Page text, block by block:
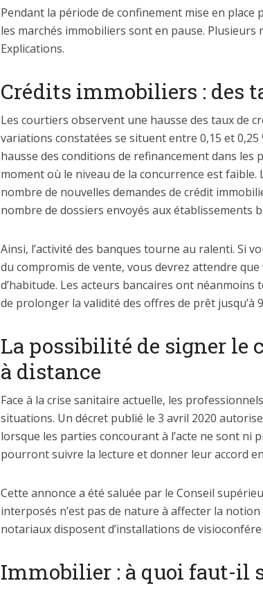
Pendant la période de confinement mise en
les marchés immobiliers sont en pause.
Explications.
Crédits immobiliers : des
Les courtiers observent une hausse des taux de
variations constatées se situent entre 0,15 et
hausse des conditions de refinancement dans
moment où le niveau de la concurrence est
nombre de nouvelles demandes de crédit
nombre de dossiers envoyés aux établissements
Ainsi, l’activité des banques tourne au ralenti. Si
du compromis de vente, vous devrez attendre
d’habitude. Les acteurs bancaires ont
de prolonger la validité des offres de prêt
La possibilité de signer le
à distance
Face à la crise sanitaire actuelle, les
situations. Un décret publié le 3 avril 2020
lorsque les parties concourant à l’acte ne sont ni
pourront suivre la lecture et donner leur accord
Cette annonce a été saluée par le Conseil
interposés n’est pas de nature à affecter la
notariaux disposent d’installations de
Immobilier : à quoi faut-il